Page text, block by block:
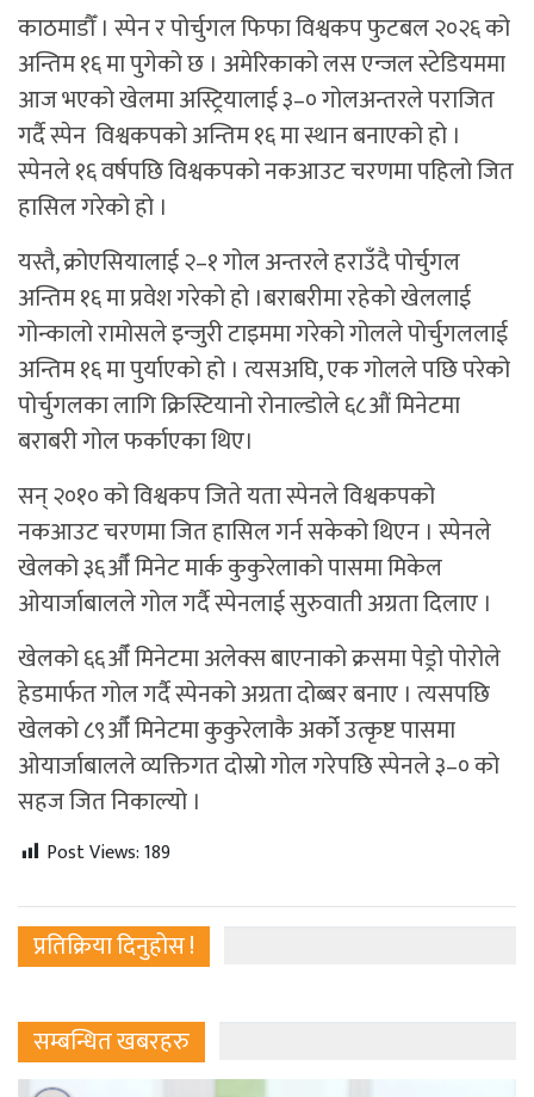
काठमाडौँ । स्पेन र पोर्चुगल फिफा विश्वकप फुटबल २०२६ को
अन्तिम १६ मा पुगेको छ । अमेरिकाको लस एन्जल स्टेडियममा
आज भएको खेलमा अस्ट्रियालाई ३–० गोलअन्तरले पराजित
गर्दै स्पेन विश्वकपको अन्तिम १६ मा स्थान बनाएको हो ।
स्पेनले १६ वर्षपछि विश्वकपको नकआउट चरणमा पहिलो जित
हासिल गरेको हो ।
यस्तै, क्रोएसियालाई २–१ गोल अन्तरले हराउँदै पोर्चुगल
अन्तिम १६ मा प्रवेश गरेको हो ।बराबरीमा रहेको खेललाई
गोन्कालो रामोसले इन्जुरी टाइममा गरेको गोलले पोर्चुगललाई
अन्तिम १६ मा पुर्याएको हो । त्यसअघि, एक गोलले पछि परेको
पोर्चुगलका लागि क्रिस्टियानो रोनाल्डोले ६८औं मिनेटमा
बराबरी गोल फर्काएका थिए।
सन् २०१० को विश्वकप जिते यता स्पेनले विश्वकपको
नकआउट चरणमा जित हासिल गर्न सकेको थिएन । स्पेनले
खेलको ३६औँ मिनेट मार्क कुकुरेलाको पासमा मिकेल
ओयार्जाबालले गोल गर्दै स्पेनलाई सुरुवाती अग्रता दिलाए ।
खेलको ६६औँ मिनेटमा अलेक्स बाएनाको क्रसमा पेड्रो पोरोले
हेडमार्फत गोल गर्दै स्पेनको अग्रता दोब्बर बनाए । त्यसपछि
खेलको ८९औँ मिनेटमा कुकुरेलाकै अर्को उत्कृष्ट पासमा
ओयार्जाबालले व्यक्तिगत दोस्रो गोल गरेपछि स्पेनले ३–० को
सहज जित निकाल्यो ।
Post Views:189
प्रतिक्रिया दिनुहोस !
सम्बन्धित खबरहरु